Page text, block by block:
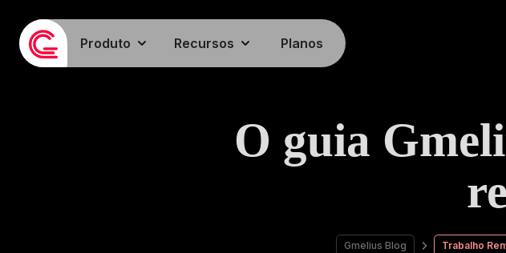
Produto Recursos Planos
O guia
Gmelius Blog Trabalho